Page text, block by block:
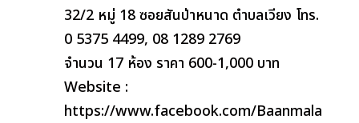
32/2 หมู่ 18 ซอยสันป่าหนาด ตำบลเวียง โทร.
0 5375 4499, 08 1289 2769
จำนวน 17 ห้อง ราคา 600-1,000 บาท
Website :
https://www.facebook.com/Baanmala